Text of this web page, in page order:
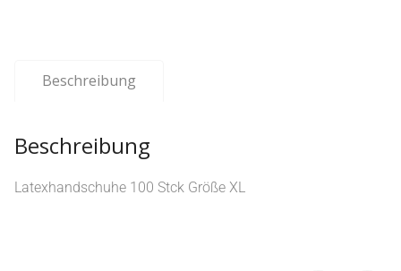
Beschreibung
Beschreibung
Latexhandschuhe 100 Stck Größe XL